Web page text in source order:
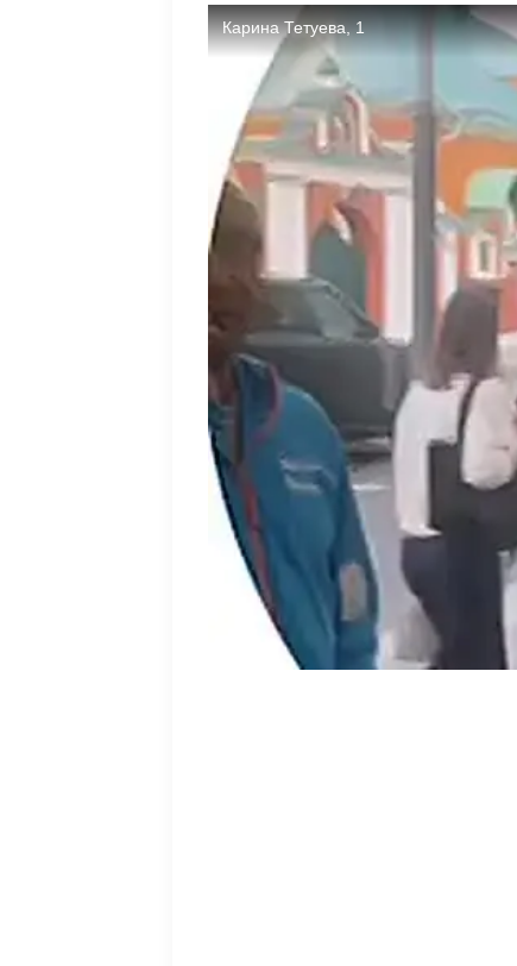
Хочу выразить огромную
Благодарю за возможность, которую
съемки — это настоящая школа, о
Я признательна за ценный опыт, за
я получила здесь. Наибольшая
и в сложностях, и горестях. Я ценю
Да, в проекте были тяжелые
вины. Но именно так я училась,
Я с теплом и нежностью вспоминаю
поддерживали в трудные моменты и
в моей жизни».